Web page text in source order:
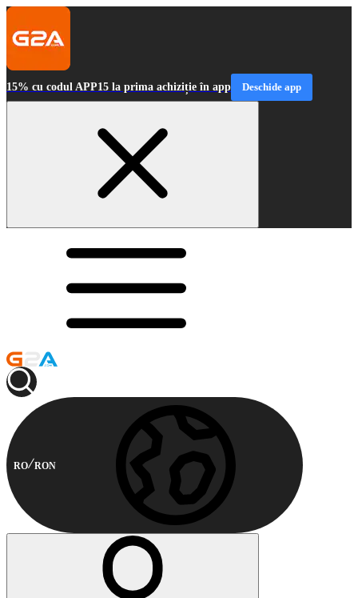
15% cu codul APP15 la prima achiziție în app Deschide app
RO RON